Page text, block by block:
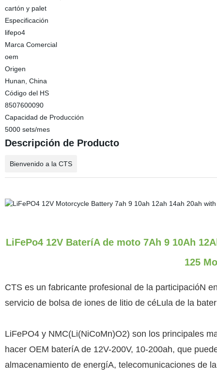
cartón y palet
Especificación
lifepo4
Marca Comercial
oem
Origen
Hunan, China
Código del HS
8507600090
Capacidad de Producción
5000 sets/mes
Descripción de Producto
Bienvenido a la CTS
LiFePo4 12V BateríA de moto 7Ah 9 10Ah
125
CTS es un fabricante profesional de la participacióN
servicio de bolsa de iones de litio de céLula de la
LiFePO4 y NMC(Li(NiCoMn)O2) son los principales
hacer OEM bateríA de 12V-200V, 10-200ah, que
almacenamiento de energíA, telecomunicaciones de